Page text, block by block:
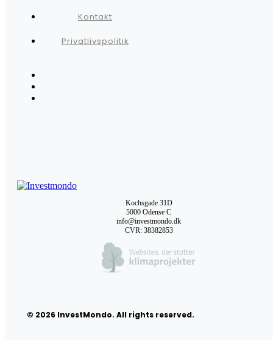
Kontakt
Privatlivspolitik
Kochsgade 31D
5000 Odense C
info@investmondo.dk
CVR: 38382853
© 2026 InvestMondo. All rights reserved.